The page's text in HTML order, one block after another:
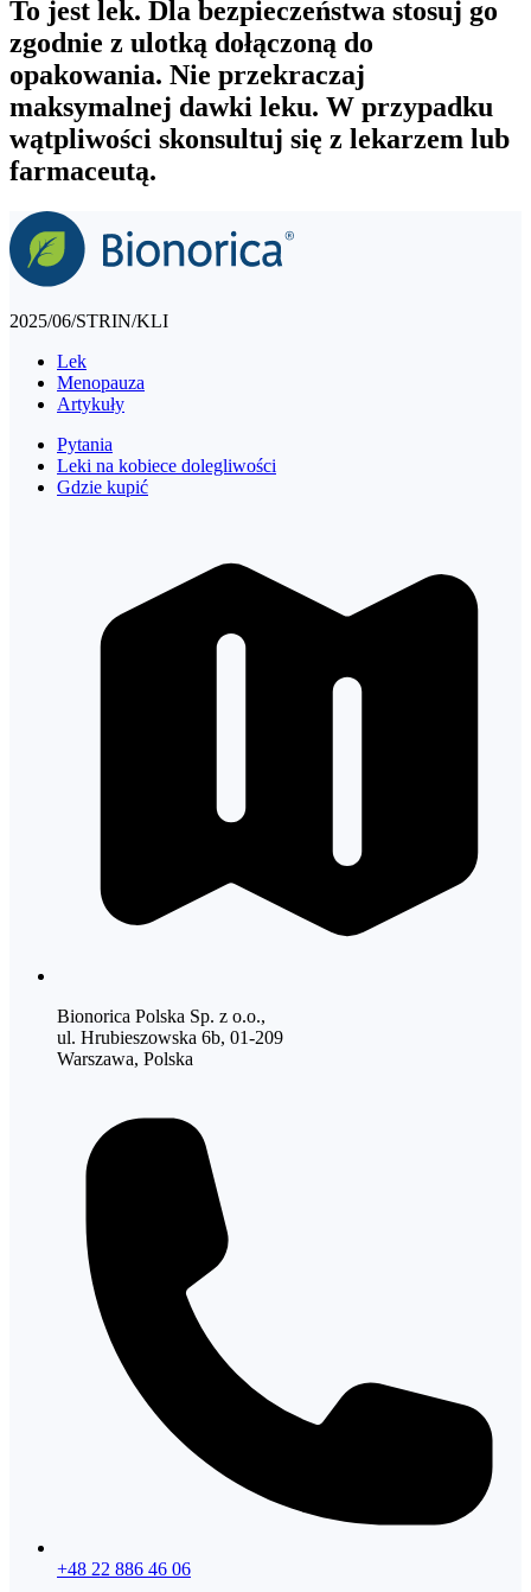
To jest lek. Dla bezpieczeństwa stosuj go
zgodnie z ulotką dołączoną do
opakowania. Nie przekraczaj
maksymalnej dawki leku. W przypadku
wątpliwości skonsultuj się z lekarzem lub
farmaceutą.
2025/06/STRIN/KLI
Lek
Menopauza
Artykuły
Pytania
Leki na kobiece dolegliwości
Gdzie kupić
Bionorica Polska Sp. z o.o.,
ul. Hrubieszowska 6b, 01-209
Warszawa, Polska
+48 22 886 46 06